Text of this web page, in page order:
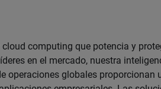
computing que potencia y
en el mercado, nuestra
operaciones globales proporcionan